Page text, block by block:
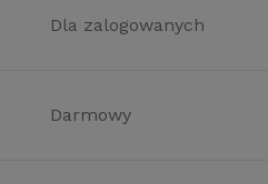
Dla zalogowanych
Darmowy